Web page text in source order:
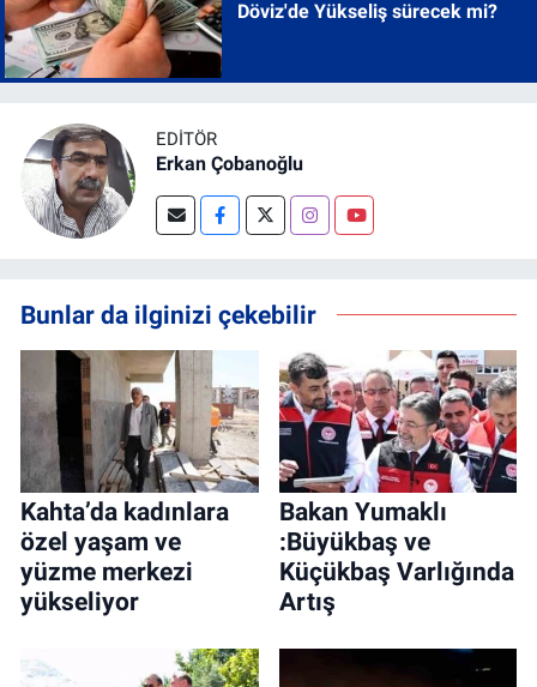
Döviz'de Yükseliş sürecek mi?
EDITÖR
Erkan Çobanoğlu
Bunlar da ilginizi çekebilir
Kahta’da kadınlara
özel yaşam ve
yüzme merkezi
yükseliyor
Bakan Yumaklı
:Büyükbaş ve
Küçükbaş Varlığında
Artış